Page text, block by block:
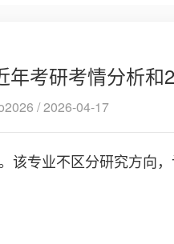
年考研考情分析
/ 2026-04-17
该专业不区分研究方向